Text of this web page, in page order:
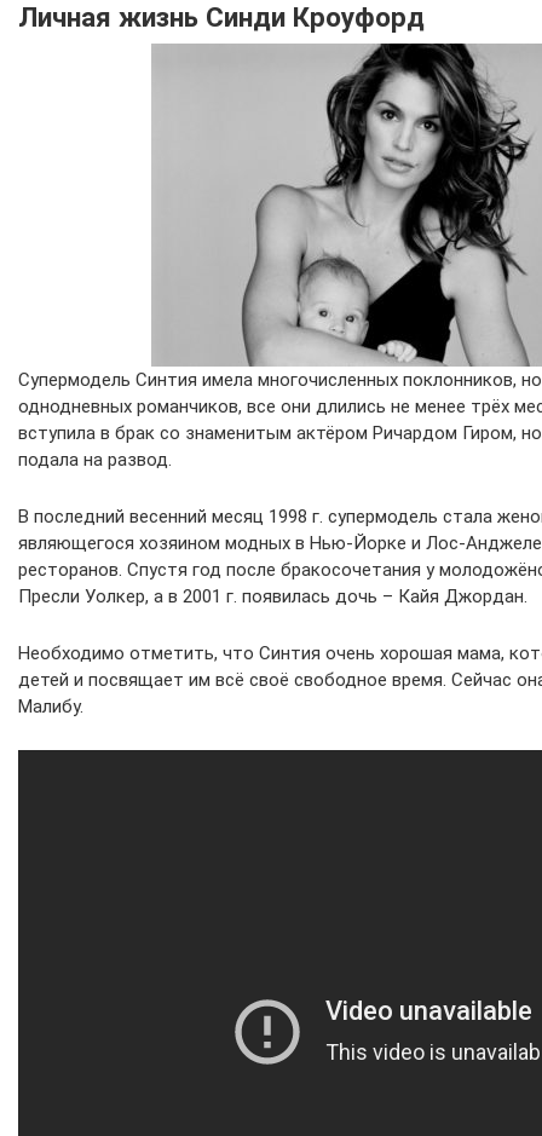
Личная жизнь Синди Кроуфорд
Супермодель Синтия имела многочисленных поклонников,
однодневных романчиков, все они длились не менее трёх
вступила в брак со знаменитым актёром Ричардом Гиром,
подала на развод.
В последний весенний месяц 1998 г. супермодель стала
являющегося хозяином модных в Нью-Йорке и Лос-
ресторанов. Спустя год после бракосочетания у
Пресли Уолкер, а в 2001 г. появилась дочь – Кайя Джордан.
Необходимо отметить, что Синтия очень хорошая мама,
детей и посвящает им всё своё свободное время. Сейчас
Малибу.